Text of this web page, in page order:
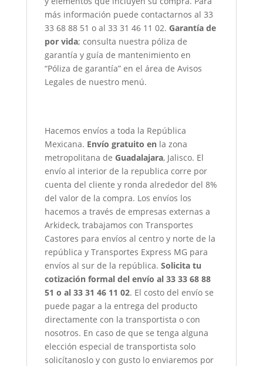
más información puede contactarnos al 33
33 68 88 51 o al 33 31 46 11 02. Garantía de
por vida; consulta nuestra póliza de
garantía y guía de mantenimiento en
“Póliza de garantía” en el área de Avisos
Legales de nuestro menú.
Hacemos envíos a toda la República
Mexicana. Envío gratuito enla zona
metropolitana de Guadalajara, Jalisco. El
envío al interior de la republica corre por
cuenta del cliente y ronda alrededor del 8%
del valor de la compra. Los envíos los
hacemos a través de empresas externas a
Arkideck, trabajamos con Transportes
Castores para envíos al centro y norte de la
república y Transportes Express MG para
envíos al sur de la república. Solicita tu
cotización formal del envío al 33 33 68 88
51 o al 33 31 46 11 02. El costo del envío se
puede pagar a la entrega del producto
directamente con la transportista o con
nosotros. En caso de que se tenga alguna
elección especial de transportista solo
solicítanoslo y con gusto lo enviaremos por